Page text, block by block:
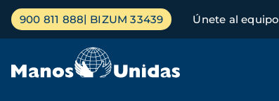
Pasar
contenido
Menú
principal
900 811 888 BIZUM 33439 Únete al equipo